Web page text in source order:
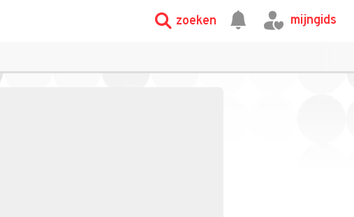
zoeken mijngids